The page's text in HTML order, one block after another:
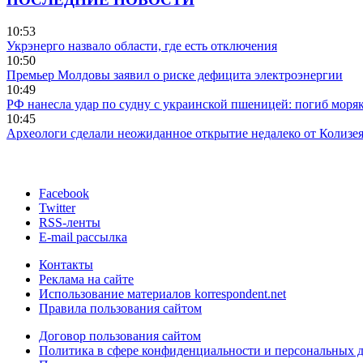
10:53
Укрэнерго назвало области, где есть отключения
10:50
Премьер Молдовы заявил о риске дефицита электроэнергии
10:49
РФ нанесла удар по судну с украинской пшеницей: погиб
10:45
Археологи сделали неожиданное открытие недалеко от Колизея
Facebook
Twitter
RSS-ленты
E-mail рассылка
Контакты
Реклама на сайте
Использование материалов korrespondent.net
Правила пользования сайтом
Договор пользования сайтом
Политика в сфере конфиденциальности и персональных